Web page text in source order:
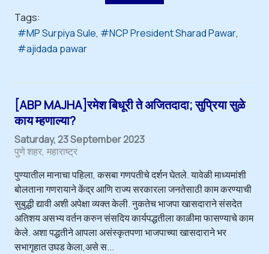
Tags:
MP Surpiya Sule
NCP President Sharad Pawar
ajidada pawar
[ABP MAJHA]रमेश बिधूरी ते अजितदादा; सुप्रिया सुळे
काय म्हणाल्या?
Saturday, 23 September 2023
पुणे शहर महाराष्ट्र
पुण्यातील मानाचा पहिला, कसबा गणपतीचे दर्शन घेतले. यावेळी माध्यमांशी
बोलताना गणरायाने केंद्र आणि राज्य सरकारला जनतेसाठी काम करण्याची
सुबुद्धी द्यावी अशी अपेक्षा व्यक्त केली. नुकतेच भाजपा खासदाराने संसदेत
अतिशय असभ्य वर्तन करुन संसदिय कार्यपद्धतीला काळीमा फासण्याचे काम
केले. अशा पद्धतीने आपला असंस्कृतपणा भाजपाच्या खासदाराने भर
सभागृहात उघड केला,असे स...